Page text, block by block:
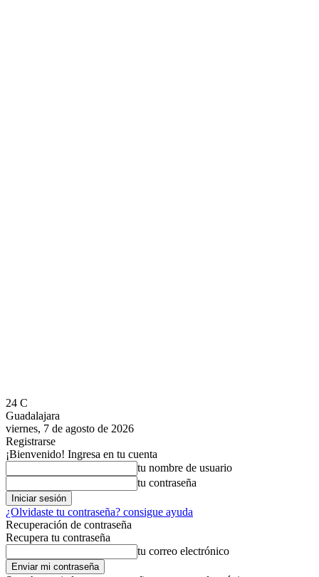
24 C
Guadalajara
viernes, 7 de agosto de 2026
Registrarse
¡Bienvenido! Ingresa en tu cuenta
tu nombre de usuario
tu contraseña
¿Olvidaste tu contraseña? consigue ayuda
Recuperación de contraseña
Recupera tu contraseña
tu correo electrónico